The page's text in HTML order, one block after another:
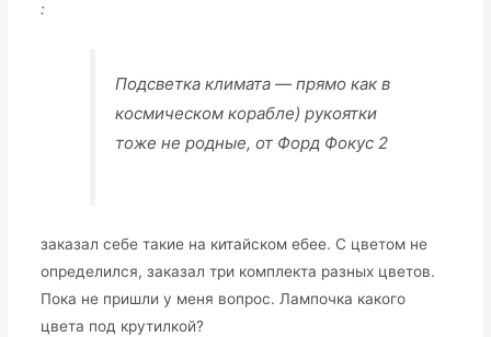
:
Подсветка климата — прямо как в
космическом корабле) рукоятки
тоже не родные, от Форд Фокус 2
заказал себе такие на китайском ебее. С цветом не
определился, заказал три комплекта разных цветов.
Пока не пришли у меня вопрос. Лампочка какого
цвета под крутилкой?